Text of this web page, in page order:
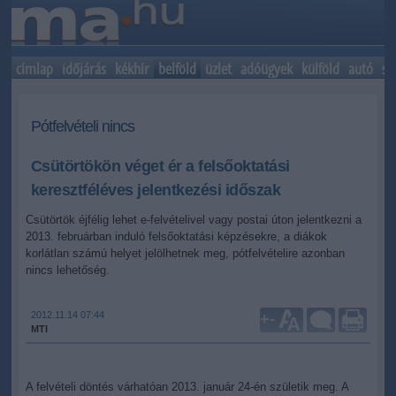
címlap időjárás kékhír belföld üzlet adóügyek külföld autó
Pótfelvételi nincs
Csütörtökön véget ér a felsőoktatási
keresztféléves jelentkezési időszak
Csütörtök éjfélig lehet e-felvételivel vagy postai úton jelentkezni a
2013. februárban induló felsőoktatási képzésekre, a diákok
korlátlan számú helyet jelölhetnek meg, pótfelvételire azonban
nincs lehetőség.
2012.11.14 07:44
MTI
+-
A felvételi döntés várhatóan 2013. január 24-én születik meg. A